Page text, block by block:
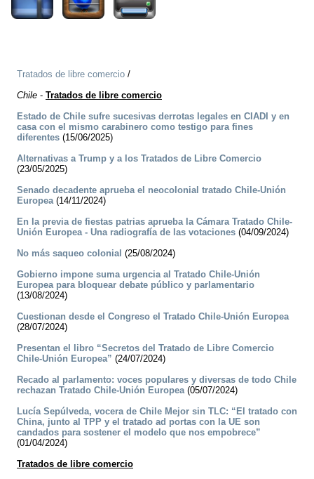
Tratados de libre comercio /
Chile - Tratados de libre comercio
Estado de Chile sufre sucesivas derrotas legales en CIADI y en
casa con el mismo carabinero como testigo para fines
diferentes (15/06/2025)
Alternativas a Trump y a los Tratados de Libre Comercio
(23/05/2025)
Senado decadente aprueba el neocolonial tratado Chile-Unión
Europea(14/11/2024)
En la previa de fiestas patrias aprueba la Cámara Tratado Chile-
Unión Europea - Una radiografía de las votaciones (04/09/2024)
No más saqueo colonial (25/08/2024)
Gobierno impone suma urgencia al Tratado Chile-Unión
Europea para bloquear debate público y parlamentario
(13/08/2024)
Cuestionan desde el Congreso el Tratado Chile-Unión Europea
(28/07/2024)
Presentan el libro “Secretos del Tratado de Libre Comercio
Chile-Unión Europea” (24/07/2024)
Recado al parlamento: voces populares y diversas de todo Chile
rechazan Tratado Chile-Unión Europea(05/07/2024)
Lucía Sepúlveda, vocera de Chile Mejor sin TLC: “El tratado con
China, junto al TPP y el tratado ad portas con la UE son
candados para sostener el modelo que nos empobrece”
(01/04/2024)
Tratados de libre comercio